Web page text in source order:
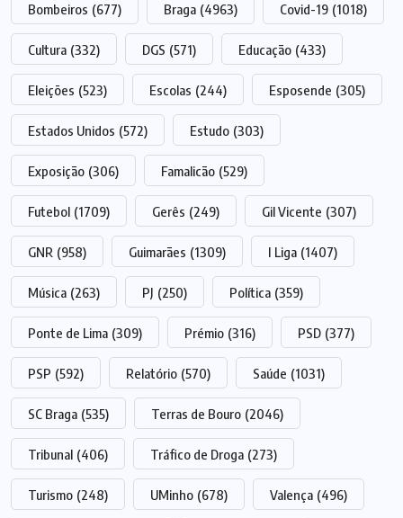
Bombeiros (677) Braga (4963) Covid-19 (1018)
Cultura (332) DGS (571) Educação (433)
Eleições (523) Escolas (244) Esposende (305)
Estados Unidos (572) Estudo (303)
Exposição (306) Famalicão (529)
Futebol (1709) Gerês (249) Gil Vicente (307)
GNR (958) Guimarães (1309) I Liga (1407)
Música (263) PJ (250) Política (359)
Ponte de Lima (309) Prémio (316) PSD (377)
PSP (592) Relatório (570) Saúde (1031)
SC Braga (535) Terras de Bouro (2046)
Tribunal (406) Tráfico de Droga (273)
Turismo (248) UMinho (678) Valença (496)